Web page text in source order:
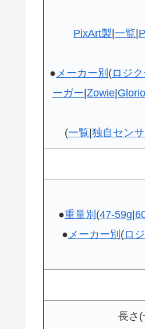
PixArt製|一覧|
● メーカー別 (ロジ
ーガー|Zowie|
(一覧|独自セン
●重量別 (47-59g|
● メーカー別 (ロ
長さ